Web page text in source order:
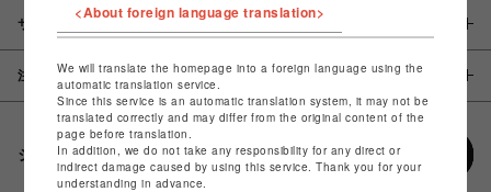
サイズ
注意事項
シェアする
<About foreign language translation>
We will translate the homepage into a foreign language using the
automatic translation service.
Since this service is an automatic translation system, it may not be
translated correctly and may differ from the original content of the
page before translation.
In addition, we do not take any responsibility for any direct or
indirect damage caused by using this service. Thank you for your
understanding in advance.